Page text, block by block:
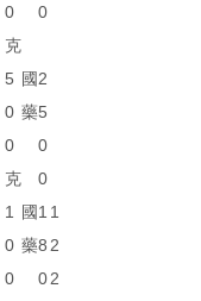
0
克
0
5
0
0
克
國
藥
2
5
0
0
1
0
0
國
藥
1
8
0
1
2
2